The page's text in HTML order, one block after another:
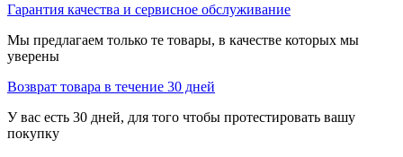
Гарантия качества и сервисное обслуживание
Мы предлагаем только те товары, в качестве которых мы
уверены
Возврат товара в течение 30 дней
У вас есть 30 дней, для того чтобы протестировать вашу
покупку